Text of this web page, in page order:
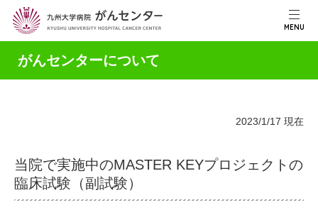
MENU
がんセンターについて
2023/1/17 現在
当院で実施中のMASTER KEYプロジェクトの
臨床試験（副試験）